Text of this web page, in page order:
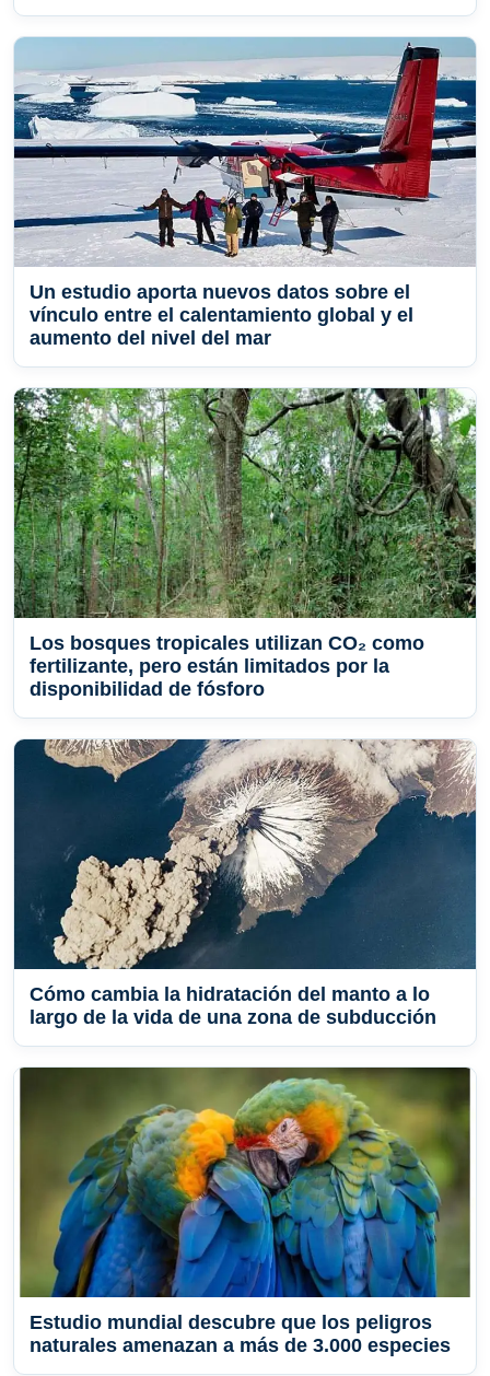
Un estudio aporta nuevos datos sobre el
vínculo entre el calentamiento global y el
aumento del nivel del mar
Los bosques tropicales utilizan CO₂ como
fertilizante, pero están limitados por la
disponibilidad de fósforo
Cómo cambia la hidratación del manto a lo
largo de la vida de una zona de subducción
Estudio mundial descubre que los peligros
naturales amenazan a más de 3.000 especies